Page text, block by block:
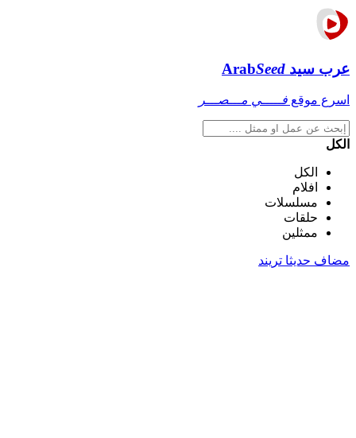
عرب سيد ArabSeed
اسرع موقع فـــــي مـــصـــر
الكل
الكل
افلام
مسلسلات
حلقات
ممثلين
مضاف حديثا تريند